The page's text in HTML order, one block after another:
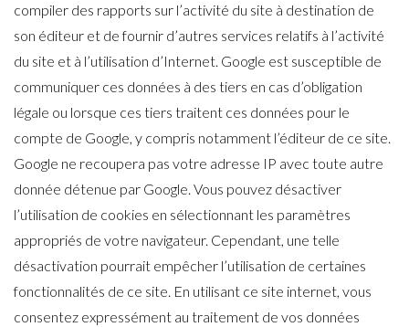
compiler des rapports sur l’activité du site à destination de
son éditeur et de fournir d’autres services relatifs à l’activité
du site et à l’utilisation d’Internet. Google est susceptible de
communiquer ces données à des tiers en cas d’obligation
légale ou lorsque ces tiers traitent ces données pour le
compte de Google, y compris notamment l’éditeur de ce site.
Google ne recoupera pas votre adresse IP avec toute autre
donnée détenue par Google. Vous pouvez désactiver
l’utilisation de cookies en sélectionnant les paramètres
appropriés de votre navigateur. Cependant, une telle
désactivation pourrait empêcher l’utilisation de certaines
fonctionnalités de ce site. En utilisant ce site internet, vous
consentez expressément au traitement de vos données